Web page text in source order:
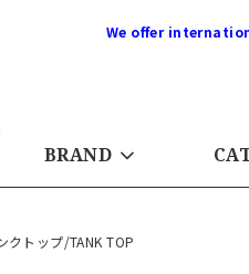
We offer
BRAND
クトップ/TANK TOP